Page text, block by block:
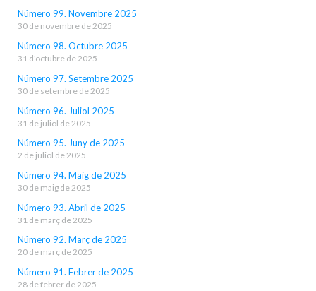
Número 99. Novembre 2025
30 de novembre de 2025
Número 98. Octubre 2025
31 d'octubre de 2025
Número 97. Setembre 2025
30 de setembre de 2025
Número 96. Juliol 2025
31 de juliol de 2025
Número 95. Juny de 2025
2 de juliol de 2025
Número 94. Maig de 2025
30 de maig de 2025
Número 93. Abril de 2025
31 de març de 2025
Número 92. Març de 2025
20 de març de 2025
Número 91. Febrer de 2025
28 de febrer de 2025